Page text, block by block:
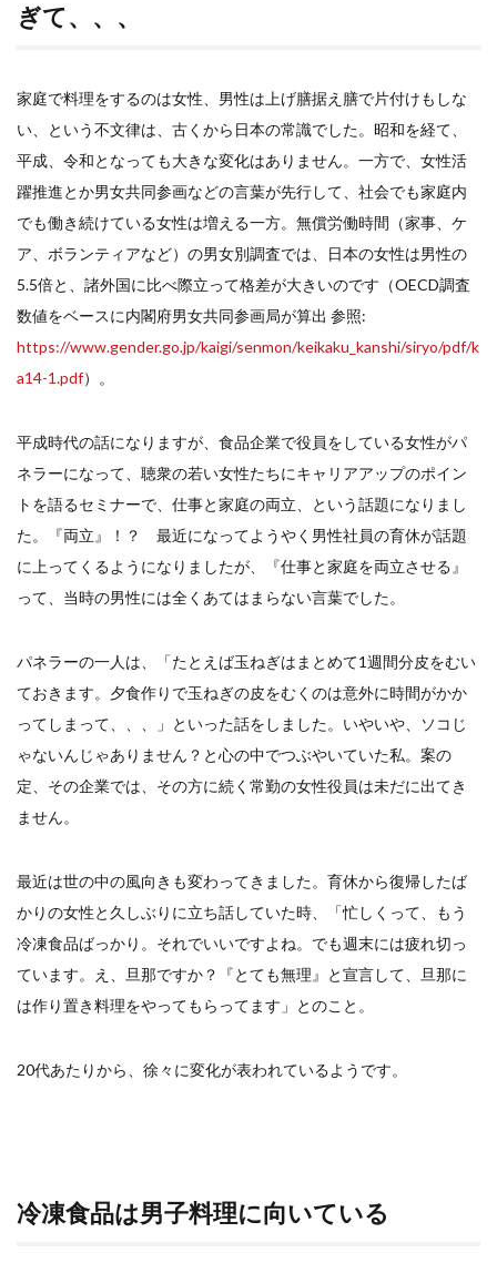
ぎて、、、
家庭で料理をするのは女性、男性は上げ膳据え膳で片付けもしな
い、という不文律は、古くから日本の常識でした。昭和を経て、
平成、令和となっても大きな変化はありません。一方で、女性活
躍推進とか男女共同参画などの言葉が先行して、社会でも家庭内
でも働き続けている女性は増える一方。無償労働時間（家事、ケ
ア、ボランティアなど）の男女別調査では、日本の女性は男性の
5.5倍と、諸外国に比べ際立って格差が大きいのです（OECD調査
数値をベースに内閣府男女共同参画局が算出 参照:
https://www.gender.go.jp/kaigi/senmon/keikaku_kanshi/siryo/pdf/k
a14-1.pdf）。
平成時代の話になりますが、食品企業で役員をしている女性がパ
ネラーになって、聴衆の若い女性たちにキャリアアップのポイン
トを語るセミナーで、仕事と家庭の両立、という話題になりまし
た。『両立』！？ 最近になってようやく男性社員の育休が話題
に上ってくるようになりましたが、『仕事と家庭を両立させる』
って、当時の男性には全くあてはまらない言葉でした。
パネラーの一人は、「たとえば玉ねぎはまとめて1週間分皮をむい
ておきます。夕食作りで玉ねぎの皮をむくのは意外に時間がかか
ってしまって、、、」といった話をしました。いやいや、ソコじ
ゃないんじゃありません？と心の中でつぶやいていた私。案の
定、その企業では、その方に続く常勤の女性役員は未だに出てき
ません。
最近は世の中の風向きも変わってきました。育休から復帰したば
かりの女性と久しぶりに立ち話していた時、「忙しくって、もう
冷凍食品ばっかり。それでいいですよね。でも週末には疲れ切っ
ています。え、旦那ですか？『とても無理』と宣言して、旦那に
は作り置き料理をやってもらってます」とのこと。
20代あたりから、徐々に変化が表われているようです。
冷凍食品は男子料理に向いている